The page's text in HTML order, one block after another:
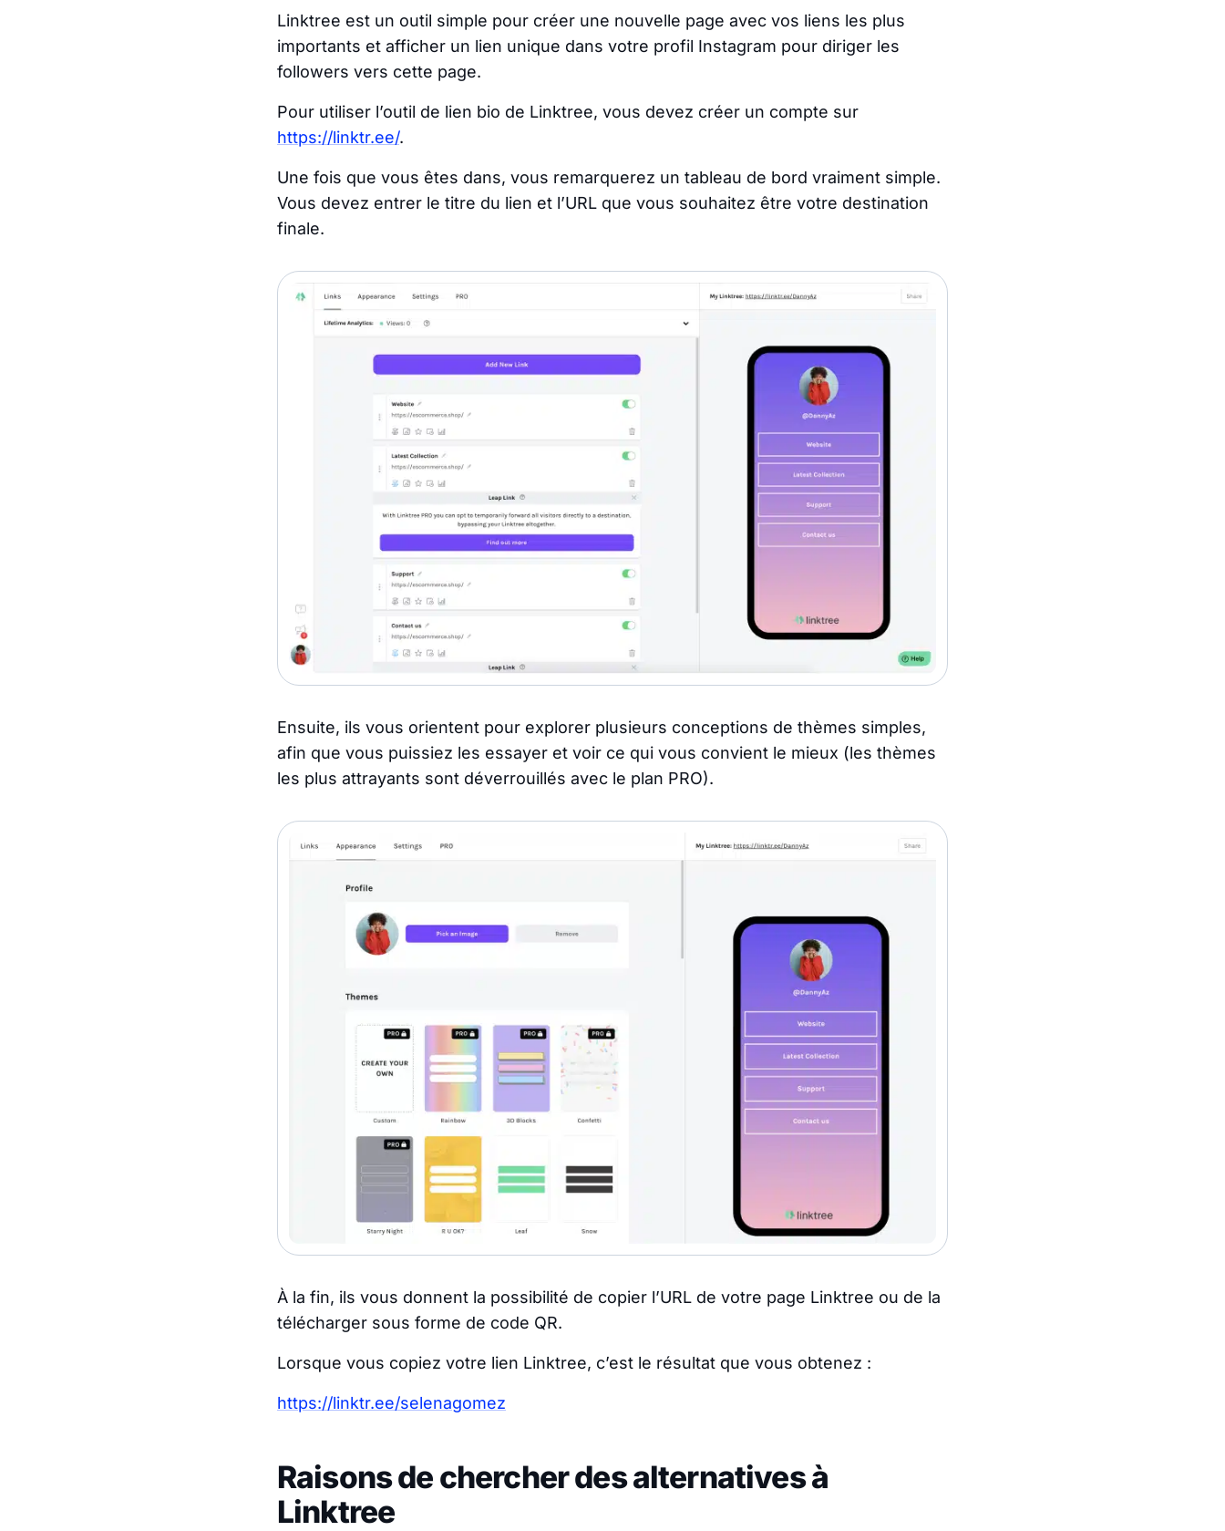
Linktree est un outil simple pour créer une nouvelle page avec vos liens les plus
importants et afficher un lien unique dans votre profil Instagram pour diriger les
followers vers cette page.
Pour utiliser l’outil de lien bio de Linktree, vous devez créer un compte sur
https://linktr.ee/.
Une fois que vous êtes dans, vous remarquerez un tableau de bord vraiment simple.
Vous devez entrer le titre du lien et l’URL que vous souhaitez être votre destination
finale.
Ensuite, ils vous orientent pour explorer plusieurs conceptions de thèmes simples,
afin que vous puissiez les essayer et voir ce qui vous convient le mieux (les thèmes
les plus attrayants sont déverrouillés avec le plan PRO).
À la fin, ils vous donnent la possibilité de copier l’URL de votre page Linktree ou de la
télécharger sous forme de code QR.
Lorsque vous copiez votre lien Linktree, c’est le résultat que vous obtenez :
https://linktr.ee/selenagomez
Raisons de chercher des alternatives à
Linktree